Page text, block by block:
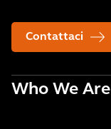
Contattaci
Who We Are